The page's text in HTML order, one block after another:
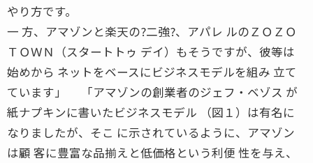
やり方です。
一 方、アマゾンと楽天の?二強?、アパレ ルのＺＯＺＯ
ＴＯＷＮ（スタートトゥ デイ）もそうですが、彼等は
始めから ネットをベースにビジネスモデルを組み 立て
ています」 「アマゾンの創業者のジェフ・ベゾス が
紙ナプキンに書いたビジネスモデル （図１）は有名に
なりましたが、そこ に示されているように、アマゾン
は顧 客に豊富な品揃えと低価格という利便 性を与え、